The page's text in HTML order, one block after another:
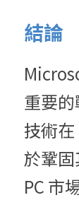
結論
重要
技術
於鞏
PC 市